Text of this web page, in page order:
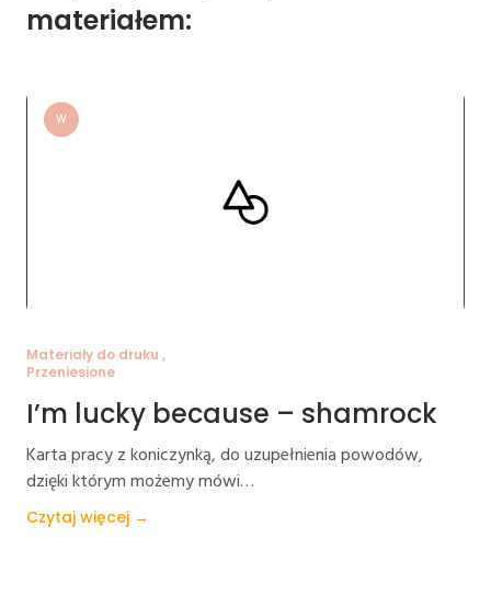
materiałem:
W
Materiały do druku ,
Przeniesione
I’m lucky because – shamrock
Karta pracy z koniczynką, do uzupełnienia powodów,
dzięki którym możemy mówi…
Czytaj więcej →